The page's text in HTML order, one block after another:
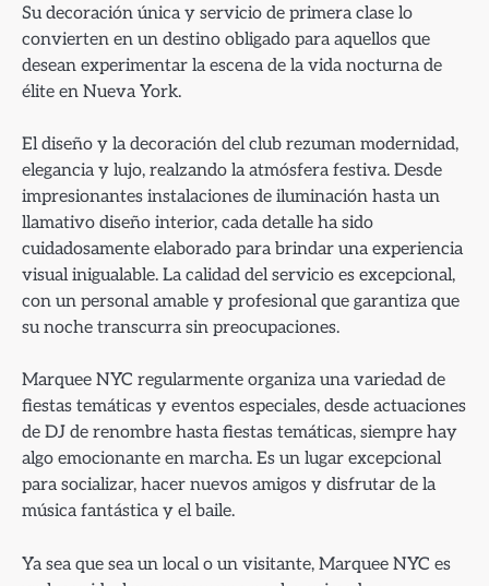
Su decoración única y servicio de primera clase lo
convierten en un destino obligado para aquellos que
desean experimentar la escena de la vida nocturna de
élite en Nueva York.
El diseño y la decoración del club rezuman modernidad,
elegancia y lujo, realzando la atmósfera festiva. Desde
impresionantes instalaciones de iluminación hasta un
llamativo diseño interior, cada detalle ha sido
cuidadosamente elaborado para brindar una experiencia
visual inigualable. La calidad del servicio es excepcional,
con un personal amable y profesional que garantiza que
su noche transcurra sin preocupaciones.
Marquee NYC regularmente organiza una variedad de
fiestas temáticas y eventos especiales, desde actuaciones
de DJ de renombre hasta fiestas temáticas, siempre hay
algo emocionante en marcha. Es un lugar excepcional
para socializar, hacer nuevos amigos y disfrutar de la
música fantástica y el baile.
Ya sea que sea un local o un visitante, Marquee NYC es